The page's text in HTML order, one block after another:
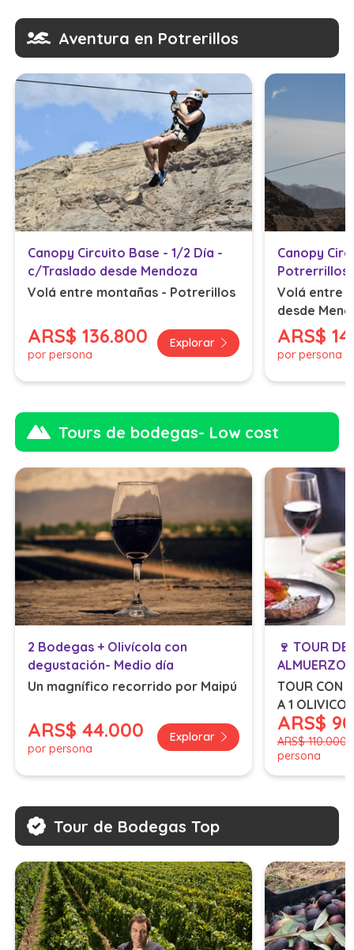
Aventura en Potrerillos
Canopy Circuito Base - 1/2 Día -
c/Traslado desde Mendoza
Volá entre montañas - Potrerillos
ARS$ 136.800
por persona
Explorar
Canopy
Volá entre
desde
ARS$
por persona
Tours de bodegas- Low cost
2 Bodegas + Olivícola con
degustación- Medio día
Un magnífico recorrido por Maipú
ARS$ 44.000
por persona
Explorar
🍷 TOUR
ALMUERZO
TOUR CON
A 1
ALMUERZO
personas
ARS$
ARS$ 110.000
persona
Tour de Bodegas Top